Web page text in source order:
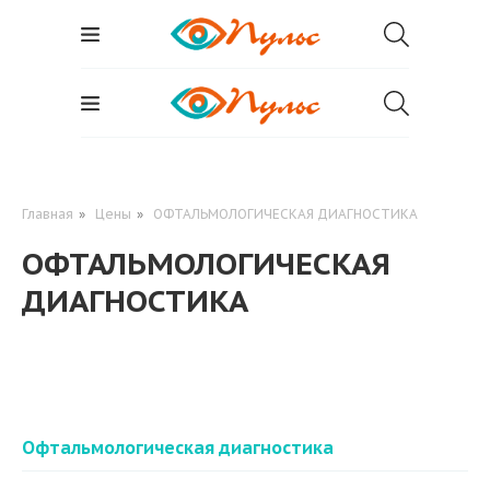
Главная » Цены » ОФТАЛЬМОЛОГИЧЕСКАЯ ДИАГНОСТИКА
ОФТАЛЬМОЛОГИЧЕСКАЯ
ДИАГНОСТИКА
Офтальмологическая диагностика